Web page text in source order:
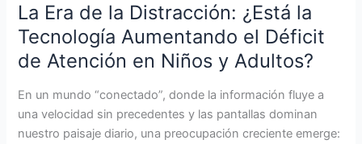
La Era de la Distracción: ¿Está la
Tecnología Aumentando el Déficit
de Atención en Niños y Adultos?
En un mundo “conectado”, donde la información fluye a
una velocidad sin precedentes y las pantallas dominan
nuestro paisaje diario, una preocupación creciente emerge: